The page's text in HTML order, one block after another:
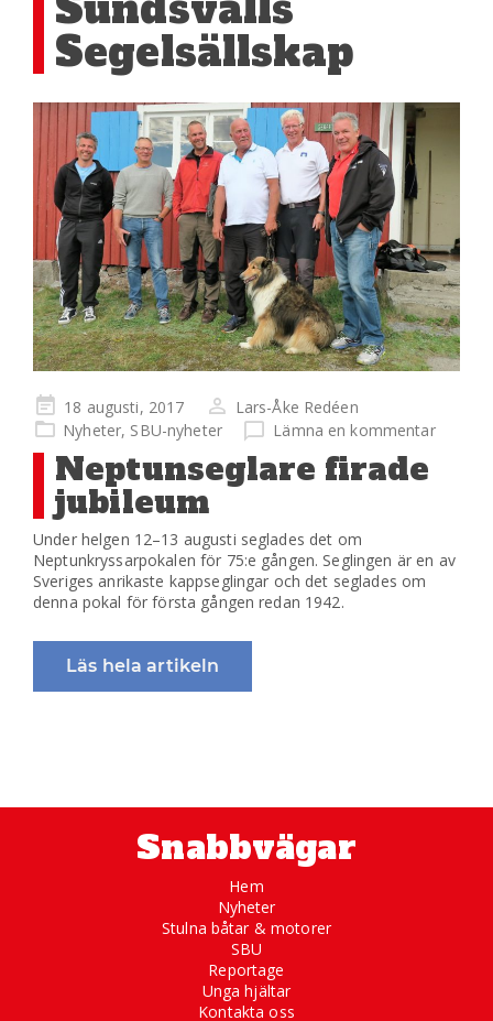
Segelsällskap
Publicerad
på
18 augusti, 2017
Lars-Åke Redéen
Nyheter, SBU-nyheter Lämna en kommentar
Neptunseglare firade
jubileum
Under helgen 12–13 augusti seglades det om
Neptunkryssarpokalen för 75:e gången. Seglingen är en av
Sveriges anrikaste kappseglingar och det seglades om
denna pokal för första gången redan 1942.
Läs hela artikeln
Snabbvägar
Hem
Nyheter
Stulna båtar & motorer
SBU
Reportage
Unga hjältar
Kontakta oss